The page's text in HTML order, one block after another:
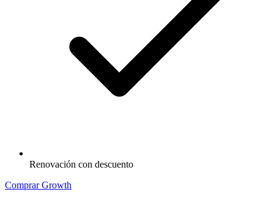
Renovación con descuento
Comprar Growth